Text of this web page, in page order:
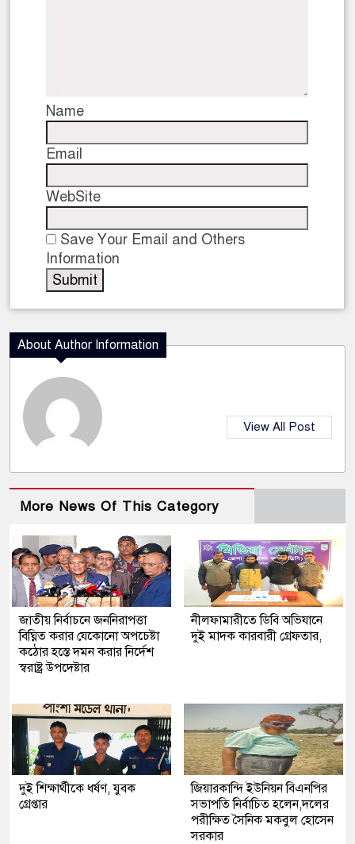
Name
Email
WebSite
Save Your Email and Others
Information
About Author Information
View All Post
More News Of This Category
জাতীয় নির্বাচনে জননিরাপত্তা
বিঘ্নিত করার যেকোনো অপচেষ্টা
কঠোর হস্তে দমন করার নির্দেশ
স্বরাষ্ট্র উপদেষ্টার
নীলফামারীতে ডিবি অভিযানে
দুই মাদক কারবারী গ্রেফতার,
দুই শিক্ষার্থীকে ধর্ষণ, যুবক
গ্রেপ্তার
জিয়ারকান্দি ইউনিয়ন বিএনপির
সভাপতি নির্বাচিত হলেন,দলের
পরীক্ষিত সৈনিক মকবুল হোসেন
সরকার